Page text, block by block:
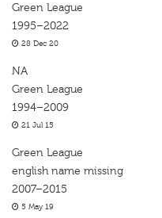
Green League
1995–2022
28 Dec 20
NA
Green League
1994–2009
21 Jul 15
Green League
english name missing
2007–2015
5 May 19